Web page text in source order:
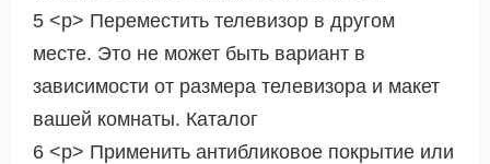
5 <р> Переместить телевизор в другом
месте. Это не может быть вариант в
зависимости от размера телевизора и макет
вашей комнаты. Каталог
6 <р> Применить антибликовое покрытие или